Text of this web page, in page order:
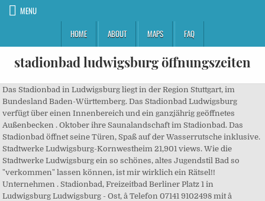
MENU
HOME
ABOUT MAPS FAQ
stadionbad ludwigsburg öffnungszeiten
Das Stadionbad in Ludwigsburg liegt in der Region Stuttgart, im
Bundesland Baden-Württemberg. Das Stadionbad Ludwigsburg
verfügt über einen Innenbereich und ein ganzjährig geöffnetes
Außenbecken . Oktober ihre Saunalandschaft im Stadionbad. Das
Stadionbad öffnet seine Türen, Spaß auf der Wasserrutsche inklusive.
Stadtwerke Ludwigsburg-Kornwestheim 21,901 views. Wie die
Stadtwerke Ludwigsburg ein so schönes, altes Jugendstil Bad so
"verkommen" lassen können, ist mir wirklich ein Rätsel!!
Unternehmen . Stadionbad, Freizeitbad Berliner Platz 1 in
Ludwigsburg Ludwigsburg - Ost, â Telefon 07141 9102498 mit â